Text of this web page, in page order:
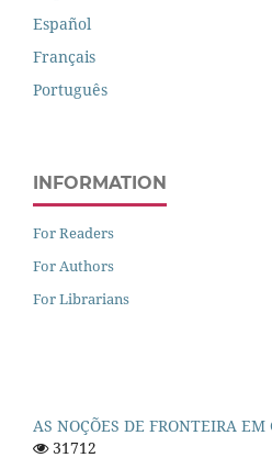
Español
Français
Português
INFORMATION
For Readers
For Authors
For Librarians
AS NOÇÕES DE FRONTEIRA EM
31712